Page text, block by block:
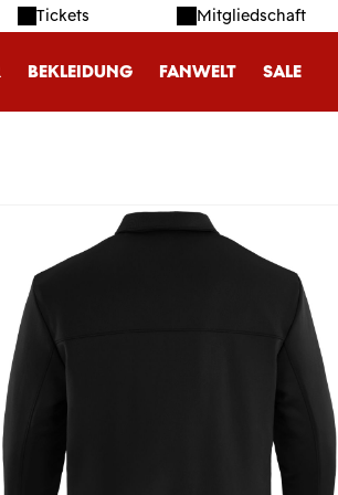
Tickets Mitgliedschaft
BEKLEIDUNG FANWELT SALE